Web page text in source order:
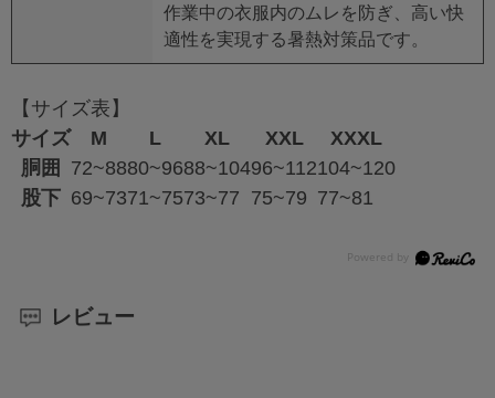
作業中の衣服内のムレを防ぎ、高い快
適性を実現する暑熱対策品です。
【サイズ表】
サイズ
M L XL XXL
XXXL
胴囲
72~8880~9688~10496~112104~120
股下 69~7371~7573~77 75~79 77~81
レビュー